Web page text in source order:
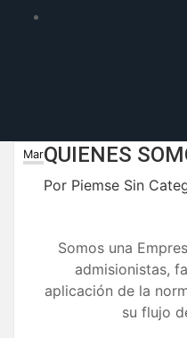
MarQUIENES
Por Piemse Sin
Somos una
admisionistas,
aplicación de la
su flujo